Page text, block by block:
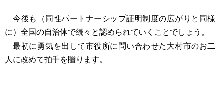
今後も（同性パートナーシップ証明制度の広がりと同様
に）全国の自治体で続々と認められていくことでしょう。
最初に勇気を出して市役所に問い合わせた大村市のお二
人に改めて拍手を贈ります。